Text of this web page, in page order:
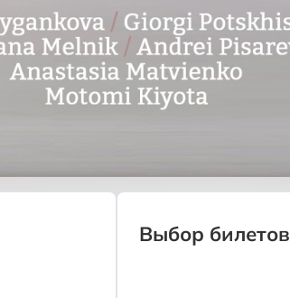
Выбор билетов